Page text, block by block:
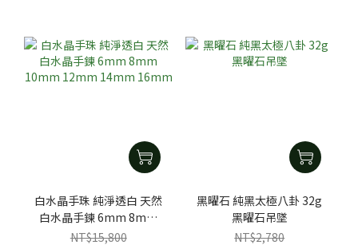
白水晶手珠 純淨透白 天然
白水晶手鍊 6mm 8mm
10mm 12mm 14mm
NT$15,800
黑曜石 純黑太極八卦 32g
黑曜石吊墜
NT$2,780